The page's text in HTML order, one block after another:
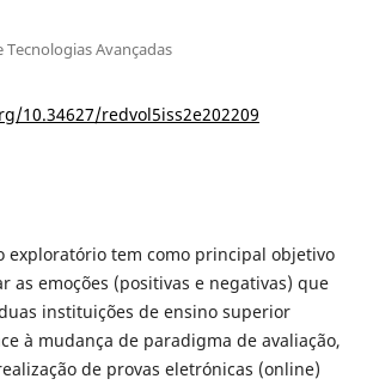
Avançadas
10.34627/redvol5iss2e202209
exploratório tem como principal objetivo
as emoções (positivas e negativas) que
instituições de ensino superior
à mudança de paradigma de avaliação,
de provas eletrónicas (online)